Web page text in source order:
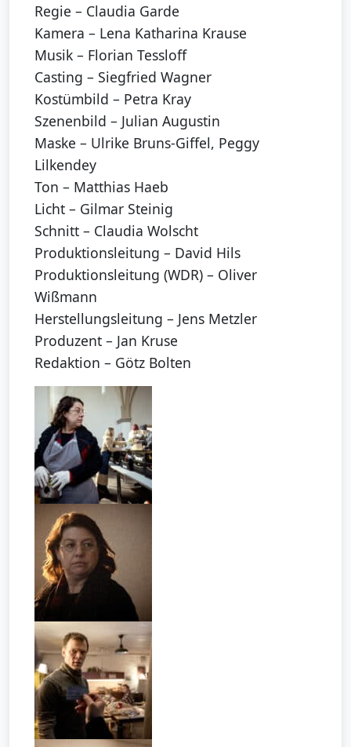
Regie – Claudia Garde
Kamera – Lena Katharina Krause
Musik – Florian Tessloff
Casting – Siegfried Wagner
Kostümbild – Petra Kray
Szenenbild – Julian Augustin
Maske – Ulrike Bruns-Giffel, Peggy
Lilkendey
Ton – Matthias Haeb
Licht – Gilmar Steinig
Schnitt – Claudia Wolscht
Produktionsleitung – David Hils
Produktionsleitung (WDR) – Oliver
Wißmann
Herstellungsleitung – Jens Metzler
Produzent – Jan Kruse
Redaktion – Götz Bolten